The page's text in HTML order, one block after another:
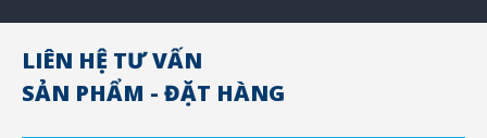
LIÊN HỆ TƯ VẤN
SẢN PHẨM - ĐẶT HÀNG